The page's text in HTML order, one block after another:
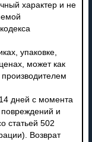
характер и не
упаковке,
может как
дней с момента
повреждений и
статьей 502
Возврат